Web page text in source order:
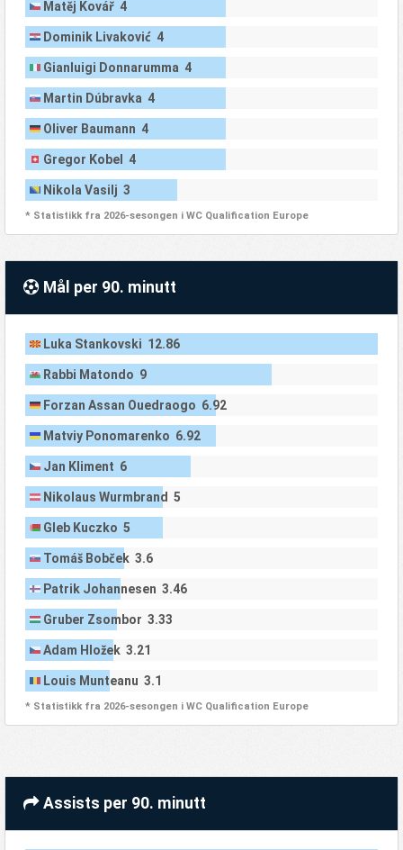
Matěj Kovář 4
Dominik Livaković 4
Gianluigi Donnarumma 4
Martin Dúbravka 4
Oliver Baumann 4
Gregor Kobel 4
Nikola Vasilj 3
* Statistikk fra 2026-sesongen i WC Qualification Europe
Mål per 90. minutt
Luka Stankovski 12.86
Rabbi Matondo 9
Forzan Assan Ouedraogo 6.92
Matviy Ponomarenko 6.92
Jan Kliment 6
Nikolaus Wurmbrand 5
Gleb Kuczko 5
Tomáš Bobček 3.6
Patrik Johannesen 3.46
Gruber Zsombor 3.33
Adam Hložek 3.21
Louis Munteanu 3.1
* Statistikk fra 2026-sesongen i WC Qualification Europe
Assists per 90. minutt